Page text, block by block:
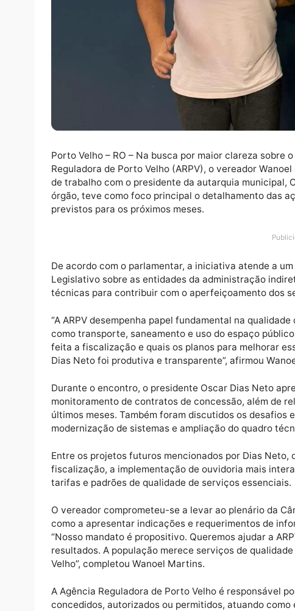
Reguladora de Porto Velho (ARPV), o vereador
órgão, teve como foco principal o
previstos para os próximos meses.
De acordo com o parlamentar, a iniciativa
Legislativo sobre as entidades da
“A ARPV desempenha papel fundamental na
como transporte, saneamento e uso do espaço
Dias Neto foi produtiva e transparente”,
Durante o encontro, o presidente Oscar Dias
últimos meses. Também foram discutidos os
modernização de sistemas e ampliação do
Entre os projetos futuros mencionados por
tarifas e padrões de qualidade de serviços